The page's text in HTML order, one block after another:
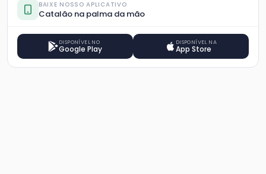
BAIXE NOSSO APLICATIVO
Catalão na palma da mão
DISPONÍVEL NO
Google Play
DISPONÍVEL NA
App Store